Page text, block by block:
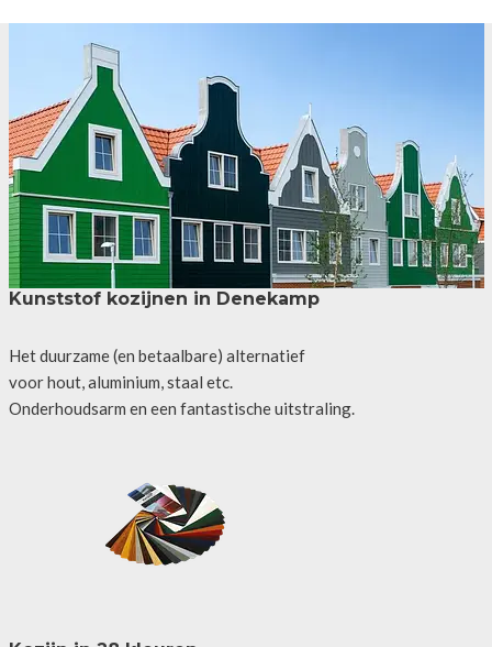
Kunststof kozijnen in Denekamp
Het duurzame (en betaalbare) alternatief
voor hout, aluminium, staal etc.
Onderhoudsarm en een fantastische uitstraling.